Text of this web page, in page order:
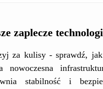
zaplecze
za kulisy - sprawdź,
nowoczesna
stabilność i